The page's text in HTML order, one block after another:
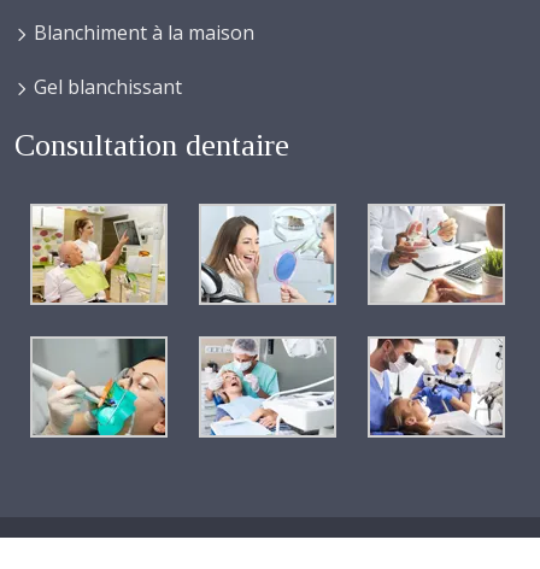
Blanchiment à la maison
Gel blanchissant
Consultation dentaire